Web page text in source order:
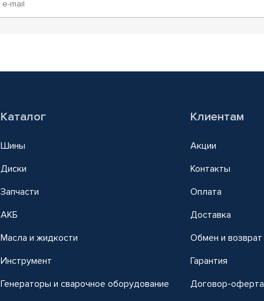
Каталог
Шины
Диски
Запчасти
АКБ
Масла и жидкости
Инструмент
Генераторы и сварочное оборудование
Клиентам
Акции
Контакты
Оплата
Доставка
Обмен и возврат
Гарантия
Договор-оферта